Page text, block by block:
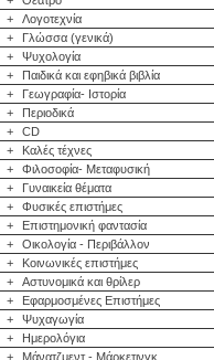
+
Λογοτεχνία
+
Γλώσσα (γενικά)
+
Ψυχολογία
+
Παιδικά και εφηβικά βιβλία
+
Γεωγραφία- Ιστορία
+
Περιοδικά
+
CD
+
Καλές τέχνες
+
Φιλοσοφία- Μεταφυσική
+
Γυναικεία θέματα
+
Φυσικές επιστήμες
+
Επιστημονική φαντασία
+
Οικολογία - Περιβάλλον
+
Κοινωνικές επιστήμες
+
Αστυνομικά και θρίλερ
+
Εφαρμοσμένες Επιστήμες
+
Ψυχαγωγία
+
Ημερολόγια
+
Μάνατζμεντ - Μάρκετινγκ